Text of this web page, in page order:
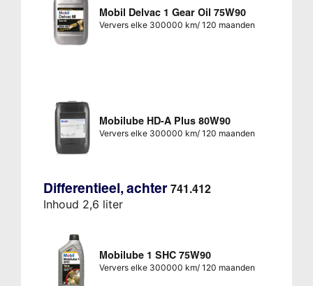
Mobil Delvac 1 Gear Oil 75W90
Ververs elke 300000 km/ 120 maanden
Mobilube HD-A Plus 80W90
Ververs elke 300000 km/ 120 maanden
Differentieel, achter 741.412
Inhoud 2,6 liter
Mobilube 1 SHC 75W90
Ververs elke 300000 km/ 120 maanden